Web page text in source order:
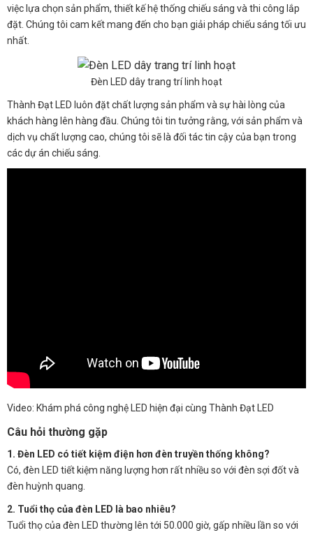
việc lựa chọn sản phẩm, thiết kế hệ thống chiếu sáng và thi công lắp
đặt. Chúng tôi cam kết mang đến cho bạn giải pháp chiếu sáng tối ưu
nhất.
Đèn LED dây trang trí linh hoạt
Thành Đạt LED luôn đặt chất lượng sản phẩm và sự hài lòng của
khách hàng lên hàng đầu. Chúng tôi tin tưởng rằng, với sản phẩm và
dịch vụ chất lượng cao, chúng tôi sẽ là đối tác tin cậy của bạn trong
các dự án chiếu sáng.
Video: Khám phá công nghệ LED hiện đại cùng Thành Đạt LED
Câu hỏi thường gặp
1. Đèn LED có tiết kiệm điện hơn đèn truyền thống không?
Có, đèn LED tiết kiệm năng lượng hơn rất nhiều so với đèn sợi đốt và
đèn huỳnh quang.
2. Tuổi thọ của đèn LED là bao nhiêu?
Tuổi thọ của đèn LED thường lên tới 50.000 giờ, gấp nhiều lần so với